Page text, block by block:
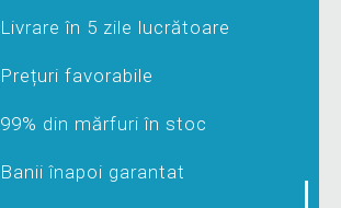
Livrare în 5 zile lucrătoare
Prețuri favorabile
99% din mărfuri în stoc
Banii înapoi garantat